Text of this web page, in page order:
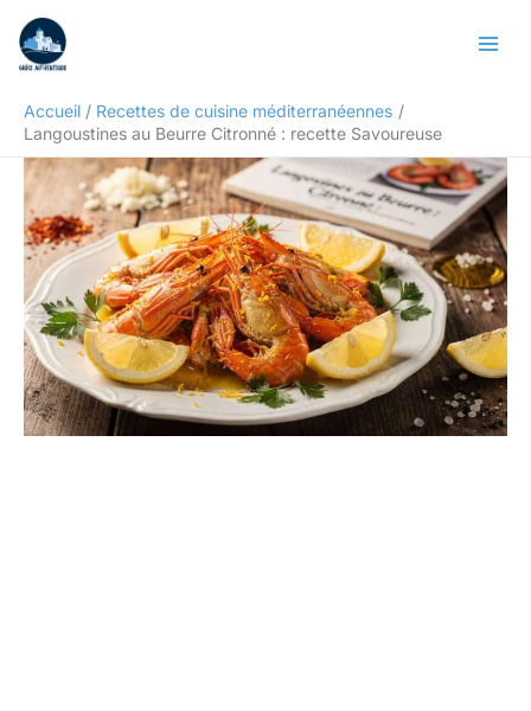
contenu
Accueil
Recettes de cuisine méditerranéennes
Langoustines au Beurre Citronné : recette Savoureuse
Rechercher